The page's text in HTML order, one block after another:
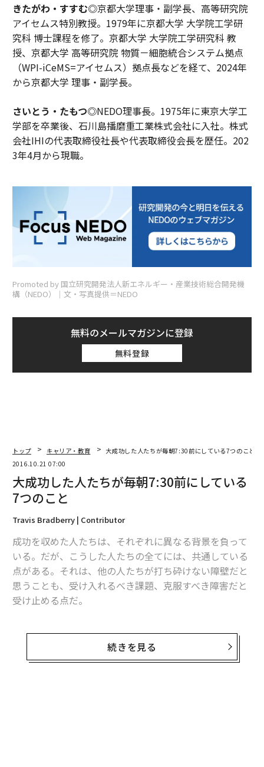
きたがわ・すすむ◎京都大学理事・副学長、高等研究院
アイセムス特別教授。1979年に京都大学 大学院工学研
究科 博士課程を修了。京都大学 大学院工学研究科 教
授、京都大学 高等研究院 物質－細胞統合システム拠点
（WPI-iCeMS=アイセムス）拠点長などを経て、2024年
から京都大学 理事・副学長。
さいとう・たもつ◎NEDO理事長。1975年に東京大学工
学部を卒業後、石川島播磨重工業株式会社に入社。株式
会社IHIの代表取締役社長や代表取締役会長を歴任。202
3年4月から現職。
Promoted by 国立研究開発法人新エネルギー・産業技術総合開発機
構（NEDO）│文・写真提供＝NEDO
無料のメールマガジンに登録
無料登録
トップ キャリア・教育
大成功した人たちが毎朝7:30前にしている7つのこと
2016.10.21 07:00
大成功した人たちが毎朝7:30前にしている
7つのこと
Travis Bradberry | Contributor
成功を収めた人たちは、それぞれに異なる背景を負って
いる。だが、こうした人たちの全てには、共通している
点がある。それは、他の人たちが打ち砕けない障壁だと
思うことも、受け入れるべき課題、克服すべき障害だと
受け止める点だ。
そして、これらの実現は毎朝の習慣から始まる。非常に
大きな成功を収めた人たちは、朝起きるとすぐに、次の
7つのことを実践しているという。
続きを見る